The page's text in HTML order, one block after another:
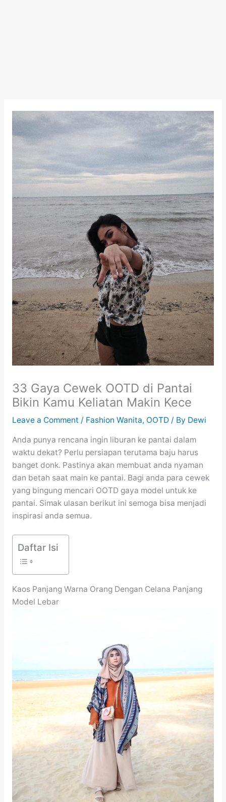
33 Gaya Cewek OOTD di Pantai
Bikin Kamu Keliatan Makin Kece
Leave a Comment / Fashion Wanita, OOTD/ By Dewi
Anda punya rencana ingin liburan ke pantai dalam
waktu dekat? Perlu persiapan terutama baju harus
banget donk. Pastinya akan membuat anda nyaman
dan betah saat main ke pantai. Bagi anda para cewek
yang bingung mencari OOTD gaya model untuk ke
pantai. Simak ulasan berikut ini semoga bisa menjadi
inspirasi anda semua.
Daftar Isi
Kaos Panjang Warna Orang Dengan Celana Panjang
Model Lebar